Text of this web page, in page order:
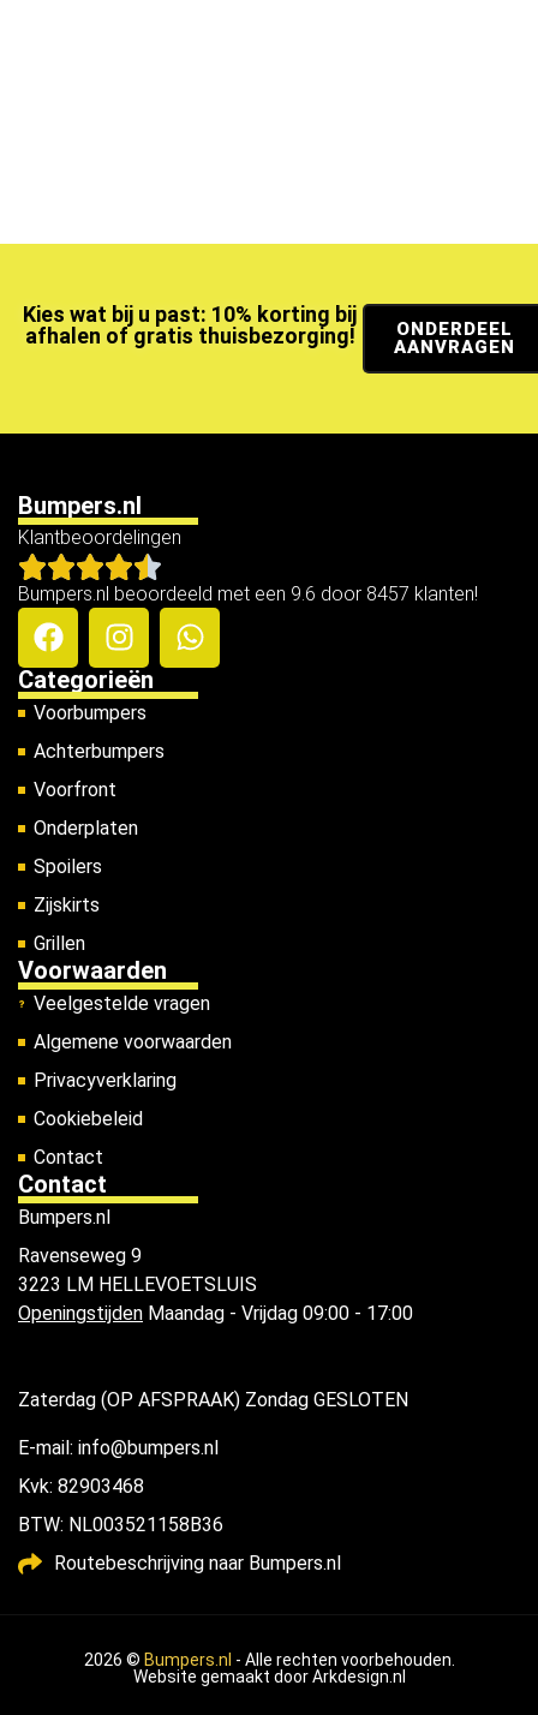
Kies wat bij u past: 10% korting bij
afhalen of gratis thuisbezorging!
ONDERDEEL
AANVRAGEN
Bumpers.nl
Klantbeoordelingen
Bumpers.nl beoordeeld met een 9.6 door 8457 klanten!
Categorieën
Voorbumpers
Achterbumpers
Voorfront
Onderplaten
Spoilers
Zijskirts
Grillen
Voorwaarden
Veelgestelde vragen
Algemene voorwaarden
Privacyverklaring
Cookiebeleid
Contact
Contact
Bumpers.nl
Ravenseweg 9
3223 LM HELLEVOETSLUIS
Openingstijden Maandag - Vrijdag 09:00 - 17:00
Zaterdag (OP AFSPRAAK) Zondag GESLOTEN
E-mail: info@bumpers.nl
Kvk: 82903468
BTW: NL003521158B36
Routebeschrijving naar Bumpers.nl
2026 © Bumpers.nl - Alle rechten voorbehouden.
Website gemaakt doorArkdesign.nl